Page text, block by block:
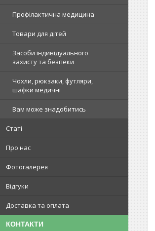
Профілактична медицина
Товари для дітей
Засоби індивідуального
захисту та безпеки
Чохли, рюкзаки, футляри,
шафки медичні
Вам може знадобитись
Статі
Про нас
Фотогалерея
Відгуки
Доставка та оплата
КОНТАКТИ